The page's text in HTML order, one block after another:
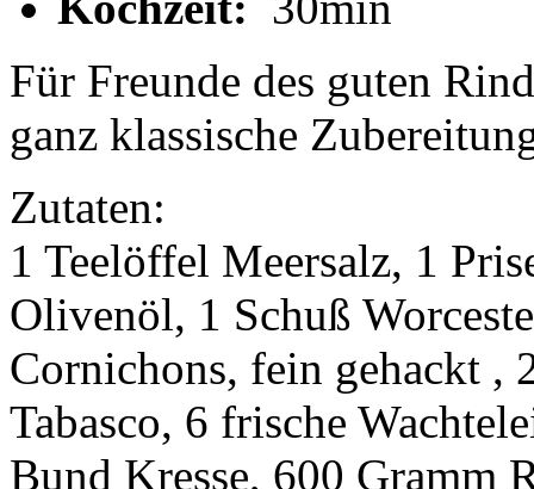
Für Freunde des guten
ganz klassische
Zutaten:
1 Teelöffel Meersalz, 1
Olivenöl, 1 Schuß
Cornichons, fein gehackt ,
Tabasco, 6 frische
Bund Kresse, 600 Gramm